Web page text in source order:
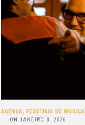
AGENDA, FESTIVAIS DE MÚSICA
ON JANEIRO 8, 2026